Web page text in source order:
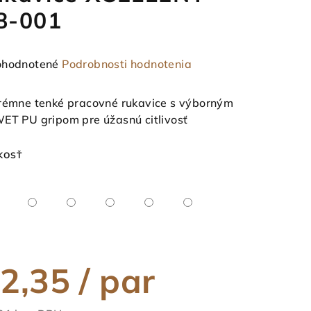
001
Podrobnosti hodnotenia
tenké pracovné rukavice s výborným
PU gripom pre úžasnú citlivosť
/ par